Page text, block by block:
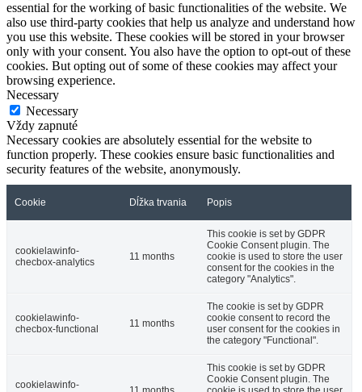
essential for the working of basic functionalities of the website. We
also use third-party cookies that help us analyze and understand how
you use this website. These cookies will be stored in your browser
only with your consent. You also have the option to opt-out of these
cookies. But opting out of some of these cookies may affect your
browsing experience.
Necessary
Necessary
Vždy zapnuté
Necessary cookies are absolutely essential for the website to
function properly. These cookies ensure basic functionalities and
security features of the website, anonymously.
Cookie Dĺžka trvania Popis
cookielawinfo-
checbox-analytics
11 months
This cookie is set by GDPR
Cookie Consent plugin. The
cookie is used to store the user
consent for the cookies in the
category "Analytics".
cookielawinfo-
checbox-functional
11 months
The cookie is set by GDPR
cookie consent to record the
user consent for the cookies in
the category "Functional".
cookielawinfo-
This cookie is set by GDPR
Cookie Consent plugin. The